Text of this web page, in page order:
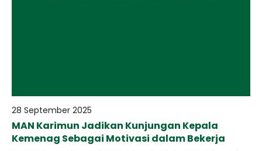
28 September 2025
MAN Karimun Jadikan Kunjungan Kepala
Kemenag Sebagai Motivasi dalam Bekerja